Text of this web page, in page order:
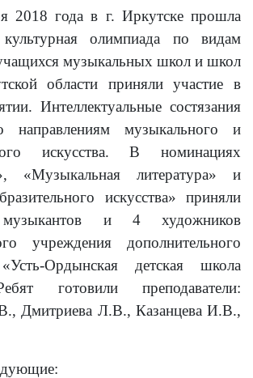
года в г. Иркутске прошла
культурная олимпиада по видам
музыкальных школ и школ
области приняли участие в
Интеллектуальные состязания
направлениям музыкального и
искусства. В номинациях
«Музыкальная литература» и
искусства» приняли
и 4 художников
учреждения дополнительного
Ордынская детская школа
готовили преподаватели:
Дмитриева Л.В., Казанцева И.В.,